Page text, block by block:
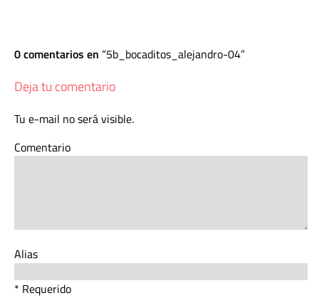
0 comentarios en 5b_bocaditos_alejandro-04
Deja tu comentario
Tu e-mail no será visible.
Comentario
Alias
* Requerido